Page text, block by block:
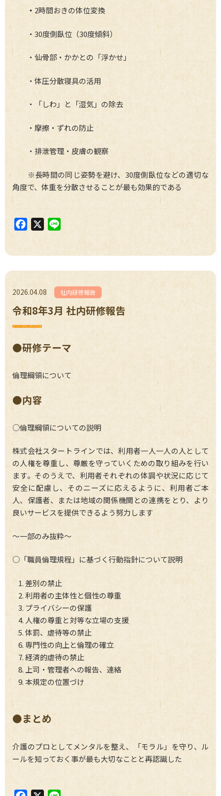
・2時間おきの体位変換
・30度側臥位（30度傾斜）
・仙骨部・かかとの「浮かせ」
・体圧分散寝具の活用
・「しわ」と「湿気」の除去
・摩擦・ずれの防止
・排泄管理・皮膚の観察
※長時間の同じ姿勢を避け、30度側臥位などの適切な
角度で、体重を分散させることが最も効果的である
F
c
b
o
k
X
L
2026.04.08 社内研修報告
令和8年3月 社内研修報告
●研修テーマ
倫理綱領について
●内容
○倫理綱領についての説明
株式会社スタートラインでは、利用者一人一人の人として
の人権を尊重し、尊厳を守っていくための取り組みを行い
ます。そのうえで、利用者それぞれの体調や状況に応じて
安全に配慮し、そのニーズに応えるように、利用者ご本
人、保護者、または地域の関係機関との連携をとり、より
良いサービスを提供できるよう努力します
～一部のみ抜粋～
○「職員倫理規程」に基づく行動指針について説明
差別の禁止
利用者の主体性と個性の尊重
プライバシーの保護
人権の尊重と対等な立場の支援
体罰、虐待等の禁止
専門性の向上と倫理の確立
経済的虐待の禁止
上司・管理者への報告、連絡
本規定の位置づけ
●まとめ
介護のプロとしてメンタルを整え、「モラル」を守り、ル
ールを知っておく事が最も大切なことと再認識した